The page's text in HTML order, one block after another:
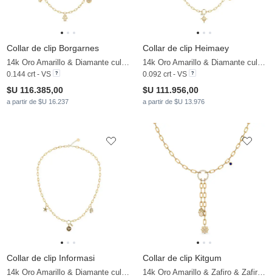
Collar de clip Borgarnes
14k Oro Amarillo & Diamante cultivado en laboratorio
0.144 crt - VS
$U 116.385,00
a partir de $U 16.237
Collar de clip Heimaey
14k Oro Amarillo & Diamante cultivado en laboratorio & Perla blanca
0.092 crt - VS
$U 111.956,00
a partir de $U 13.976
Collar de clip Informasi
14k Oro Amarillo & Diamante cultivado en laboratorio & Perla blanca
Collar de clip Kitgum
14k Oro Amarillo & Zafiro & Zafiro blanco